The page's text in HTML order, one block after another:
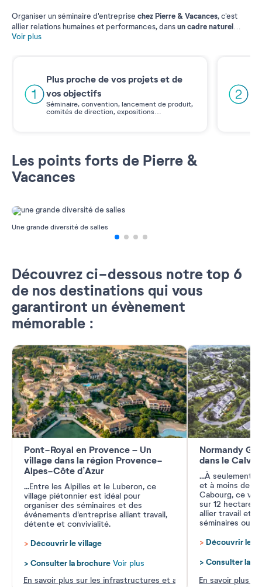
Organiser un séminaire d'entreprise chez Pierre & Vacances, c'est
allier relations humaines et performances, dansun cadre naturel
idéal et dépaysant, dans les plus belles régions de France et
offre est adaptée à toutes vos exigences à la campagne, à la
montagne et au bord de la mer.
Voir plus
Plus proche de vos projets et de
vos objectifs
Séminaire, convention, lancement de produit,
comités de direction, expositions…
Les points forts de Pierre &
Vacances
Une grande diversité de salles
Découvrez ci-dessous notre top 6
de nos destinations qui vous
garantiront un évènement
mémorable :
Pont-Royal en Provence – Un
village dans la région Provence-
Alpes-Côte d’Azur
...Entre les Alpilles et le Luberon, ce
village piétonnier est idéal pour
organiser des séminaires et des
événements d'entreprise alliant travail,
détente et convivialité.
> Découvrir le village
> Consulter la brochure Voir plus
En savoir plus sur les infrastructures et activités
Normandy
dans le
...À seulement 8
et à moins de
Cabourg, ce
sur 12 hectares
allier travail et
séminaires ou
> Découvrir le
> Consulter la
En savoir plus